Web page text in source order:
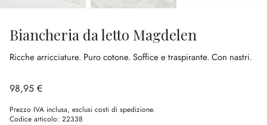
Biancheria da letto Magdelen
Ricche arricciature. Puro cotone. Soffice e traspirante. Con nastri.
98,95 €
Prezzo IVA inclusa, esclusi costi di spedizione.
Codice articolo: 22338